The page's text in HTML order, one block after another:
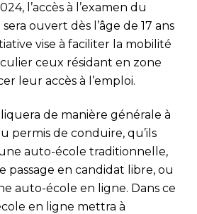
l’accès à l’examen du
ouvert dès l’âge de 17 ans
vise à faciliter la mobilité
ceux résidant en zone
leur accès à l’emploi.
de manière générale à
permis de conduire, qu’ils
auto-école traditionnelle,
passage en candidat libre, ou
auto-école en ligne. Dans ce
en ligne mettra à